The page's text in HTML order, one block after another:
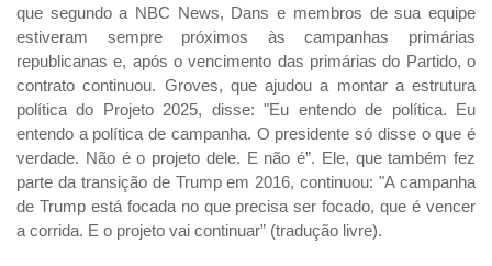
que segundo a NBC News, Dans e membros de sua equipe
estiveram sempre próximos às campanhas primárias
republicanas e, após o vencimento das primárias do Partido, o
contrato continuou. Groves, que ajudou a montar a estrutura
política do Projeto 2025, disse: "Eu entendo de política. Eu
entendo a política de campanha. O presidente só disse o que é
verdade. Não é o projeto dele. E não é”. Ele, que também fez
parte da transição de Trump em 2016, continuou: "A campanha
de Trump está focada no que precisa ser focado, que é vencer
a corrida. E o projeto vai continuar” (tradução livre).